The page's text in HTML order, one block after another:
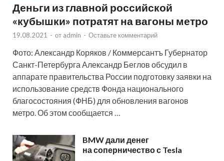
Деньги из главной российской
«кубышки» потратят на вагоны метро
19.08.2021 - от admin - Оставьте комментарий
Фото: Александр Коряков / Коммерсантъ Губернатор
Санкт-Петербурга Александр Беглов обсудил в
аппарате правительства России подготовку заявки на
использование средств Фонда национального
благосостояния (ФНБ) для обновления вагонов
метро. Об этом сообщается …
BMW дали денег
на соперничество с Tesla